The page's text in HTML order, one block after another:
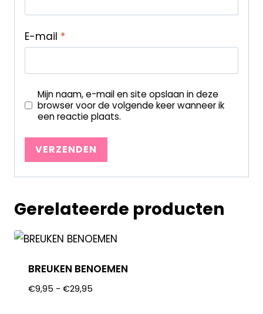
E-mail *
Mijn naam, e-mail en site opslaan in deze
browser voor de volgende keer wanneer ik
een reactie plaats.
Gerelateerde producten
BREUKEN BENOEMEN
€9,95 - €29,95